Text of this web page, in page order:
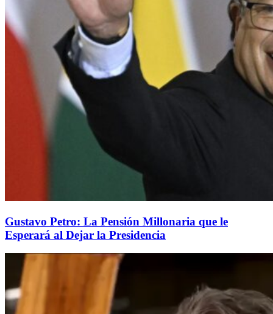
Gustavo Petro: La Pensión Millonaria que le
Esperará al Dejar la Presidencia